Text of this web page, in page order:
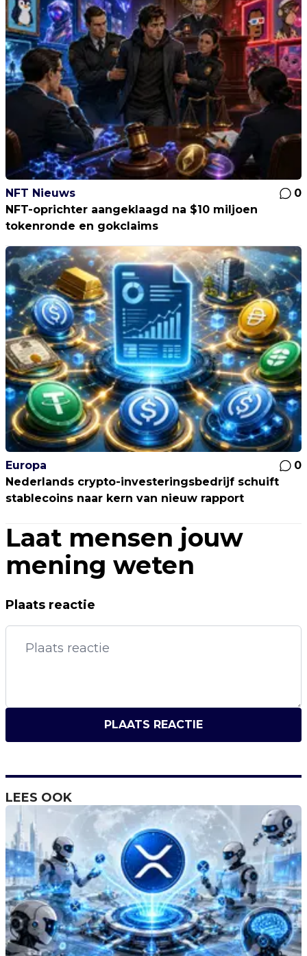
NFT Nieuws
0
NFT-oprichter aangeklaagd na $10 miljoen
tokenronde en gokclaims
Europa
0
Nederlands crypto-investeringsbedrijf schuift
stablecoins naar kern van nieuw rapport
Laat mensen jouw
mening weten
Plaats reactie
PLAATS REACTIE
LEES OOK